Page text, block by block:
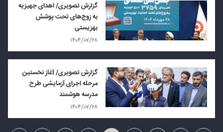
گزارش تصویری/ اهدای جهیزیه
به زوج‌های تحت پوشش
بهزیستی
۱۴۰۴/۰۷/۲۸
گزارش تصویری/ آغاز نخستین
مرحله اجرای آزمایشی طرح
مدرسه هوشمند
۱۴۰۴/۰۷/۲۸